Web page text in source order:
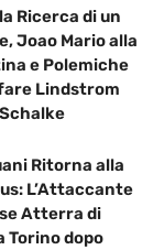
Ricerca di un
Joao Mario alla
e Polemiche
Lindstrom
Ritorna alla
L’Attaccante
Atterra di
Torino dopo